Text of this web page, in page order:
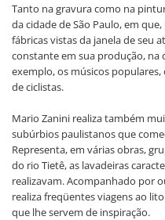
Tanto na gravura como na
da cidade de São Paulo, em
fábricas vistas da janela de seu
constante em sua produção,
exemplo, os músicos
de ciclistas.
Mario Zanini realiza também
subúrbios paulistanos que
Representa, em várias obras,
do rio Tietê, as lavadeiras
realizavam. Acompanhado por
realiza freqüentes viagens ao
que lhe servem de inspiração.